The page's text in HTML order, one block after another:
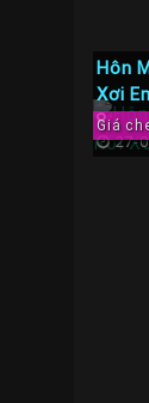
Giá
Hôn
Xơi
27-